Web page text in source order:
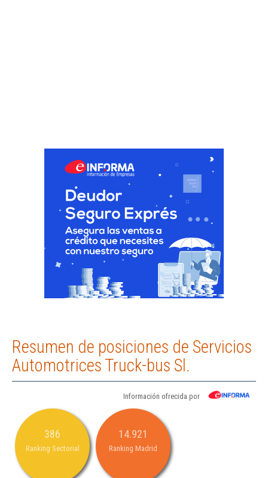
Resumen de posiciones de Servicios
Automotrices Truck-bus Sl.
Información ofrecida por
386
Ranking Sectorial
14.921
Ranking Madrid